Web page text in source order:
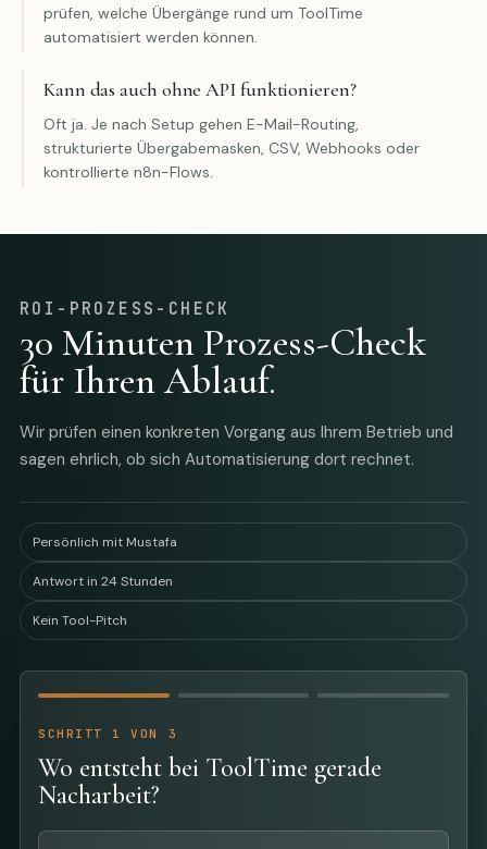
prüfen, welche Übergänge rund um ToolTime
automatisiert werden können.
Kann das auch ohne API funktionieren?
Oft ja. Je nach Setup gehen E-Mail-Routing,
strukturierte Übergabemasken, CSV, Webhooks oder
kontrollierte n8n-Flows.
ROI-PROZESS-CHECK
30 Minuten Prozess-Check
für Ihren Ablauf.
Wir prüfen einen konkreten Vorgang aus Ihrem Betrieb und
sagen ehrlich, ob sich Automatisierung dort rechnet.
Persönlich mit Mustafa
Antwort in 24 Stunden
Kein Tool-Pitch
SCHRITT 1 VON 3
Wo entsteht bei ToolTime gerade
Nacharbeit?